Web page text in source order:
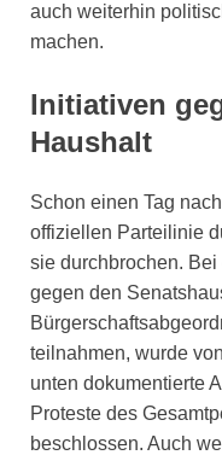
auch weiterhin
machen.
Initiativen
Haushalt
Schon einen Tag
offiziellen Parteilinie
sie durchbrochen.
gegen den
teilnahmen, wurde
unten dokumentierte
Proteste des
beschlossen. Auch